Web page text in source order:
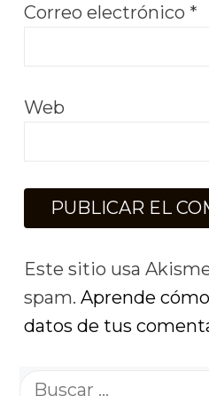
Correo electrónico *
Web
Este sitio usa
spam. Aprende
datos de tus
Buscar: